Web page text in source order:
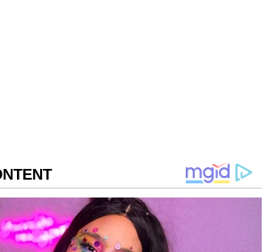
ಮಾಡಿಸದ 6 ಲಕ್ಷ ರೈತರಿಗೆ
ಹಣ! ನಿಮಗೂ ಬಂದಿಲ್ವ?